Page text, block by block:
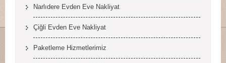
Narlıdere Evden Eve Nakliyat
Çiğli Evden Eve Nakliyat
Paketleme Hizmetlerimiz